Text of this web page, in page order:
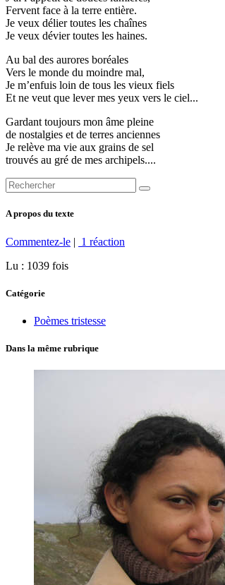
Fervent face à la terre entière.
Je veux délier toutes les chaînes
Je veux dévier toutes les haines.
Au bal des aurores boréales
Vers le monde du moindre mal,
Je m’enfuis loin de tous les vieux fiels
Et ne veut que lever mes yeux vers le ciel...
Gardant toujours mon âme pleine
de nostalgies et de terres anciennes
Je relève ma vie aux grains de sel
trouvés au gré de mes archipels....
A propos du texte
Commentez-le | 1 réaction
Lu : 1039 fois
Catégorie
Poèmes tristesse
Dans la même rubrique